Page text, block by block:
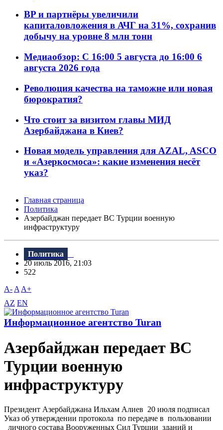
BP и партнёры увеличили
капиталовложения в АЧГ на 31%, сохранив
добычу на уровне 8 млн тонн
Медиаобзор: С 16:00 5 августа до 16:00 6
августа 2026 года
Революция качества на таможне или новая
бюрократия?
Что стоит за визитом главы МИД
Азербайджана в Киев?
Новая модель управления для AZAL, ASCO
и «Азеркосмоса»: какие изменения несёт
указ?
Главная страница
Политика
Азербайджан передает ВС Турции военную
инфраструктуру
Политика
20 июль 2016, 21:03
522
A- A A+
AZ EN
Информационное агентство Turan
Азербайджан передает ВС
Турции военную
инфраструктуру
Президент Азербайджана Ильхам Алиев 20 июля подписал
Указ об утверждении протокола по передаче в пользовании
личного состава Вооруженных Сил Турции зданий и